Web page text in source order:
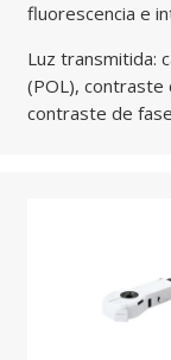
fluorescencia e
Luz transmitida:
(POL), contraste
contraste de